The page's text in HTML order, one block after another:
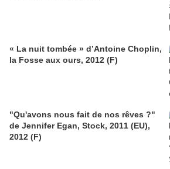
« La nuit tombée » d’Antoine Choplin,
la Fosse aux ours, 2012 (F)
"Qu'avons nous fait de nos rêves ?"
de Jennifer Egan, Stock, 2011 (EU),
2012 (F)